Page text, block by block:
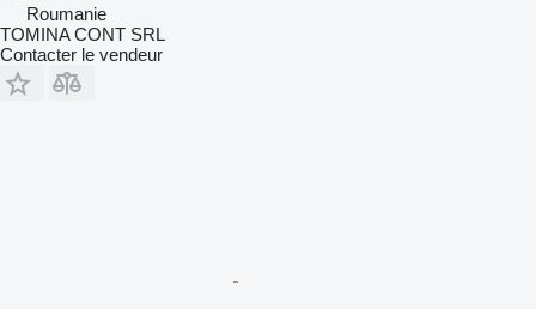
Roumanie
TOMINA CONT SRL
Contacter le vendeur